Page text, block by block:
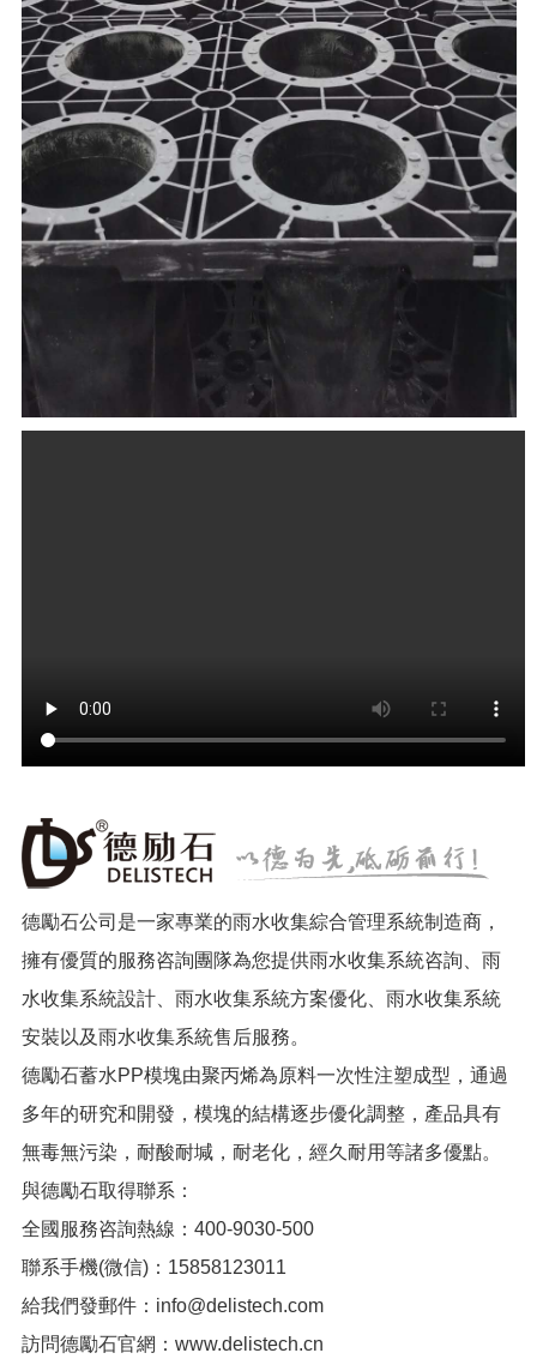
德勵石公司是一家專業的雨水收集綜合管理系統制造商，
擁有優質的服務咨詢團隊為您提供雨水收集系統咨詢、雨
水收集系統設計、雨水收集系統方案優化、雨水收集系統
安裝以及雨水收集系統售后服務。
德勵石蓄水PP模塊由聚丙烯為原料一次性注塑成型，通過
多年的研究和開發，模塊的結構逐步優化調整，產品具有
無毒無污染，耐酸耐堿，耐老化，經久耐用等諸多優點。
與德勵石取得聯系：
全國服務咨詢熱線：400-9030-500
聯系手機(微信)：15858123011
給我們發郵件：info@delistech.com
訪問德勵石官網： www.delistech.cn